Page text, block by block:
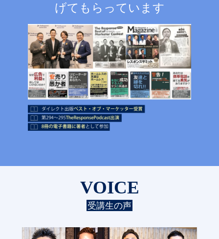
げてもらっています
VOICE
受講生の声